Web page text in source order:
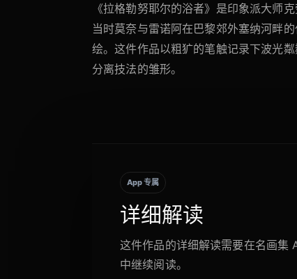
《拉格勒努耶尔的浴者》是印象派大师
当时莫奈与雷诺阿在巴黎郊外塞纳河畔
绘。这件作品以粗犷的笔触记录下波光
分离技法的雏形。
App 专属
详细解读
这件作品的详细解读需要在名画集
中继续阅读。